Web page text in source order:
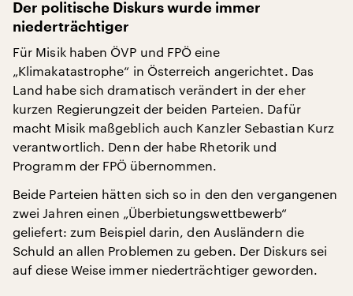
Der politische Diskurs wurde immer
niederträchtiger
Für Misik haben ÖVP und FPÖ eine
„Klimakatastrophe“ in Österreich angerichtet. Das
Land habe sich dramatisch verändert in der eher
kurzen Regierungzeit der beiden Parteien. Dafür
macht Misik maßgeblich auch Kanzler Sebastian Kurz
verantwortlich. Denn der habe Rhetorik und
Programm der FPÖ übernommen.
Beide Parteien hätten sich so in den den vergangenen
zwei Jahren einen „Überbietungswettbewerb“
geliefert: zum Beispiel darin, den Ausländern die
Schuld an allen Problemen zu geben. Der Diskurs sei
auf diese Weise immer niederträchtiger geworden.